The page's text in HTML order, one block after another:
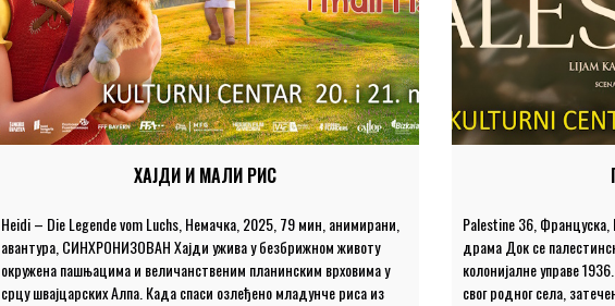
ХАЈДИ И МАЛИ РИС
Heidi – Die Legende vom Luchs, Немачка, 2025, 79 мин, анимирани,
авантура, СИНХРОНИЗОВАН Хајди ужива у безбрижном животу
окружена пашњацима и величанственим планинским врховима у
срцу швајцарских Алпа. Када спаси озлеђено младунче риса из
Palestine 36,
драма Док се
колонијалне управе
свог родног села,